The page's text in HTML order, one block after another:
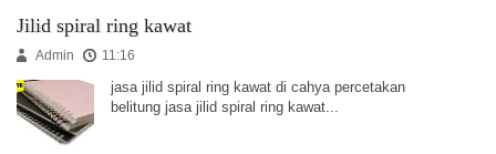
Jilid spiral ring kawat
Admin 11:16
jasa jilid spiral ring kawat di cahya percetakan
belitung jasa jilid spiral ring kawat...